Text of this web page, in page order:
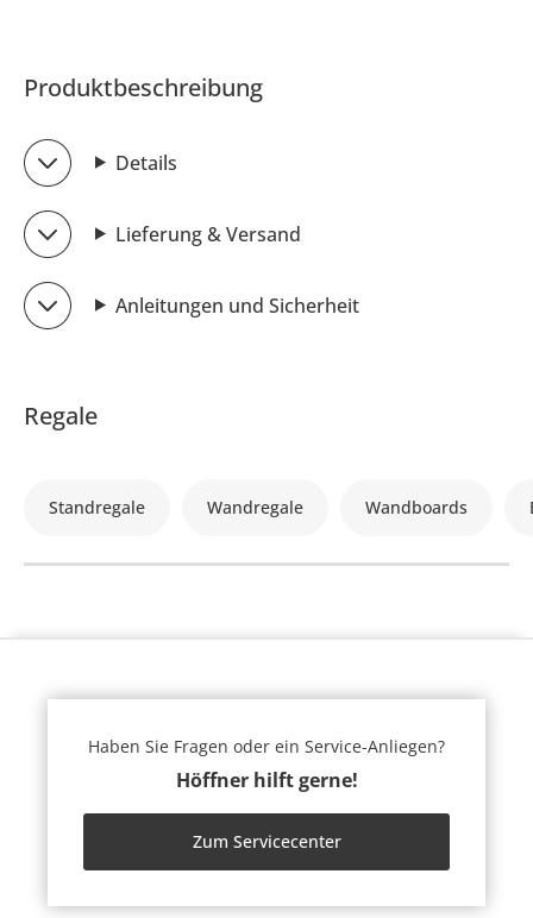
Produktbeschreibung
Details
Lieferung & Versand
Anleitungen und Sicherheit
Regale
Standregale Wandregale Wandboards
Haben Sie Fragen oder ein Service-Anliegen?
Höffner hilft gerne!
Zum Servicecenter